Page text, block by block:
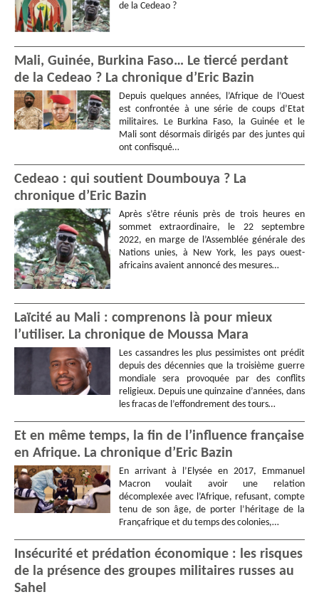
de la Cedeao ?
Mali, Guinée, Burkina Faso… Le tiercé perdant
de la Cedeao ? La chronique d’Eric Bazin
Depuis quelques années, l’Afrique de l’Ouest
est confrontée à une série de coups d’Etat
militaires. Le Burkina Faso, la Guinée et le
Mali sont désormais dirigés par des juntes qui
ont confisqué…
Cedeao : qui soutient Doumbouya ? La
chronique d’Eric Bazin
Après s’être réunis près de trois heures en
sommet extraordinaire, le 22 septembre
2022, en marge de l’Assemblée générale des
Nations unies, à New York, les pays ouest-
africains avaient annoncé des mesures…
Laïcité au Mali : comprenons là pour mieux
l’utiliser. La chronique de Moussa Mara
Les cassandres les plus pessimistes ont prédit
depuis des décennies que la troisième guerre
mondiale sera provoquée par des conflits
religieux. Depuis une quinzaine d’années, dans
les fracas de l’effondrement des tours…
Et en même temps, la fin de l’influence française
en Afrique. La chronique d’Eric Bazin
En arrivant à l’Elysée en 2017, Emmanuel
Macron voulait avoir une relation
décomplexée avec l’Afrique, refusant, compte
tenu de son âge, de porter l’héritage de la
Françafrique et du temps des colonies,…
Insécurité et prédation économique : les risques
de la présence des groupes militaires russes au
Sahel